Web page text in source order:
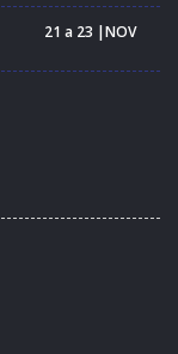
21 a 23 |NOV